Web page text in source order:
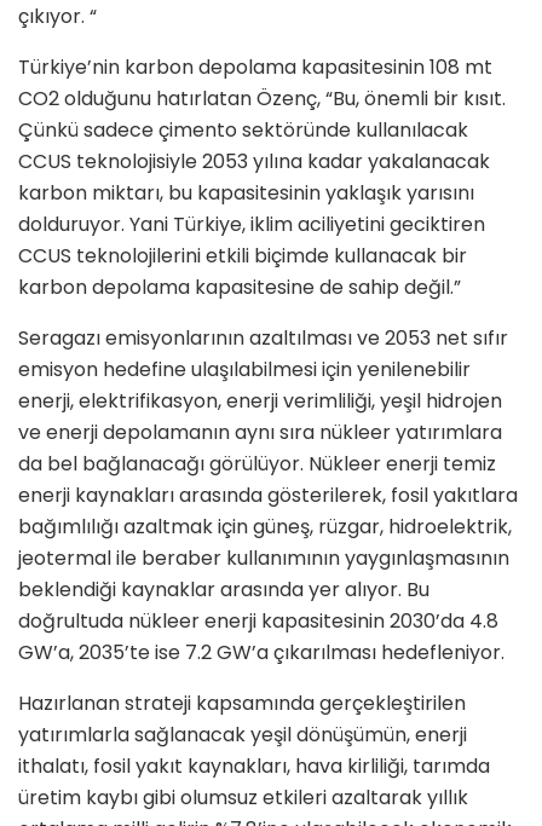
çıkıyor. “
Türkiye’nin karbon depolama kapasitesinin 108 mt
CO2 olduğunu hatırlatan Özenç,“Bu, önemli bir kısıt.
Çünkü sadece çimento sektöründe kullanılacak
CCUS teknolojisiyle 2053 yılına kadar yakalanacak
karbon miktarı, bu kapasitesinin yaklaşık yarısını
dolduruyor. Yani Türkiye, iklim aciliyetini geciktiren
CCUS teknolojilerini etkili biçimde kullanacak bir
karbon depolama kapasitesine de sahip değil.”
Seragazı emisyonlarının azaltılması ve 2053 net sıfır
emisyon hedefine ulaşılabilmesi için yenilenebilir
enerji, elektrifikasyon, enerji verimliliği, yeşil hidrojen
ve enerji depolamanın aynı sıra nükleer yatırımlara
da bel bağlanacağı görülüyor. Nükleer enerji temiz
enerji kaynakları arasında gösterilerek, fosil yakıtlara
bağımlılığı azaltmak için güneş, rüzgar, hidroelektrik,
jeotermal ile beraber kullanımının yaygınlaşmasının
beklendiği kaynaklar arasında yer alıyor. Bu
doğrultuda nükleer enerji kapasitesinin 2030’da 4.8
GW’a, 2035’te ise 7.2 GW’a çıkarılması hedefleniyor.
Hazırlanan strateji kapsamında gerçekleştirilen
yatırımlarla sağlanacak yeşil dönüşümün, enerji
ithalatı, fosil yakıt kaynakları, hava kirliliği, tarımda
üretim kaybı gibi olumsuz etkileri azaltarak yıllık